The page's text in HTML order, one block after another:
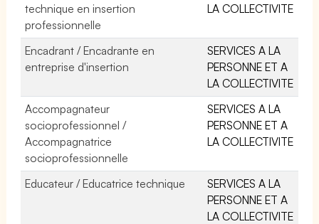
technique en insertion
professionnelle
LA COLLECTIVITE
Encadrant / Encadrante en
entreprise d'insertion
SERVICES A LA
PERSONNE ET A
LA COLLECTIVITE
Accompagnateur
socioprofessionnel /
Accompagnatrice
socioprofessionnelle
SERVICES A LA
PERSONNE ET A
LA COLLECTIVITE
Educateur / Educatrice technique
SERVICES A LA
PERSONNE ET A
LA COLLECTIVITE